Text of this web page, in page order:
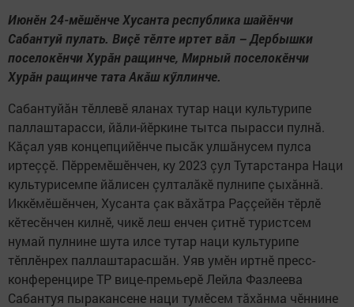
Июнӗн 24-мӗшӗнче Хусанта республика шайӗнчи
Сабантуй пулать. Виçӗ тӗлте иртет вăл – Дербышки
поселокӗнчи Хурăн ращинче, Мирный поселокӗнчи
Хурăн ращинче тата Акăш кӳллинче.
Сабантуйăн тӗллевӗ яланах тутар наци культурипе
паллаштарасси, йăли-йӗркине тытса пырасси пулнă.
Кăçал уяв концепцийӗнче пысăк улшăнусем пулса
иртеççӗ. Пӗрремӗшӗнчен, ку 2023 çул Тутарстанра Наци
культурисемпе йăлисен çулталăкӗ пулнипе çыхăннă.
Иккӗмӗшӗнчен, Хусанта çак вăхăтра Раççейӗн тӗрлӗ
кӗтесӗнчен килнӗ, чикӗ леш енчен çитнӗ туристсем
нумай пулнине шута илсе тутар наци культурипе
тӗплӗнрех паллаштарасшăн. Уяв умӗн иртнӗ пресс-
конференцире ТР вице-премьерӗ Лейла Фазлеева
Сабантуя пыракансене наци тумӗсем тăхăнма чӗннине